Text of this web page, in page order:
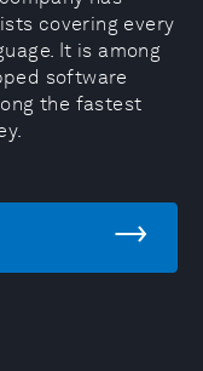
covering every
It is among
software
the fastest